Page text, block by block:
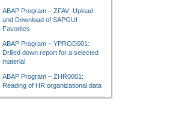
ABAP Program – ZFAV: Upload
and Download of SAPGUI
Favorites
ABAP Program – YPROD001:
Drilled down report for a selected
material
ABAP Program – ZHR0001:
Reading of HR organizational data